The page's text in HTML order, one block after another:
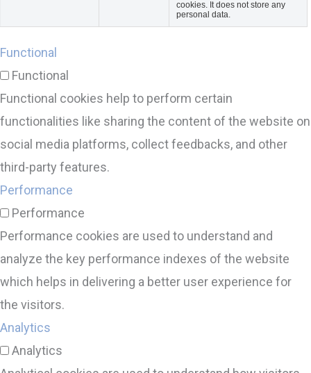
cookies. It does not store any
personal data.
Functional
Functional
Functional cookies help to perform certain
functionalities like sharing the content of the website on
social media platforms, collect feedbacks, and other
third-party features.
Performance
Performance
Performance cookies are used to understand and
analyze the key performance indexes of the website
which helps in delivering a better user experience for
the visitors.
Analytics
Analytics